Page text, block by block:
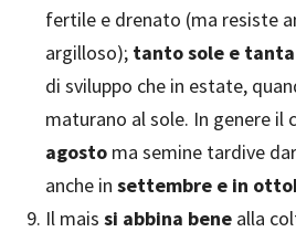
fertile e drenato (ma resiste
argilloso); tanto sole e
di sviluppo che in estate,
maturano al sole. In genere il
agosto ma semine tardive
anche in settembre e in
Il mais si abbina bene alla